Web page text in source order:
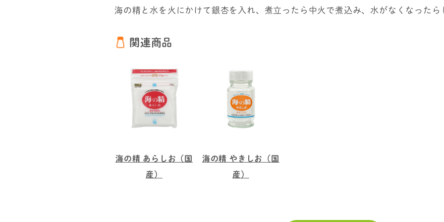
海の精と水を火にかけて銀杏を入れ、煮立ったら中火で煮込み、水がなくなったら
関連商品
海の精 あらしお（国
産）
海の精 やきしお（国
産）